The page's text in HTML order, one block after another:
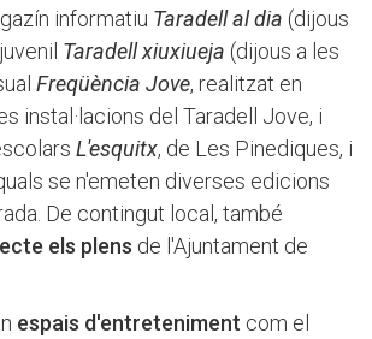
informatiu Taradell al dia (dijous
Taradell xiuxiueja (dijous a les
Freqüència Jove, realitzat en
instal·lacions del Taradell Jove, i
L'esquitx, de Les Pinediques, i
se n'emeten diverses edicions
De contingut local, també
els plens de l'Ajuntament de
espais d'entreteniment com el